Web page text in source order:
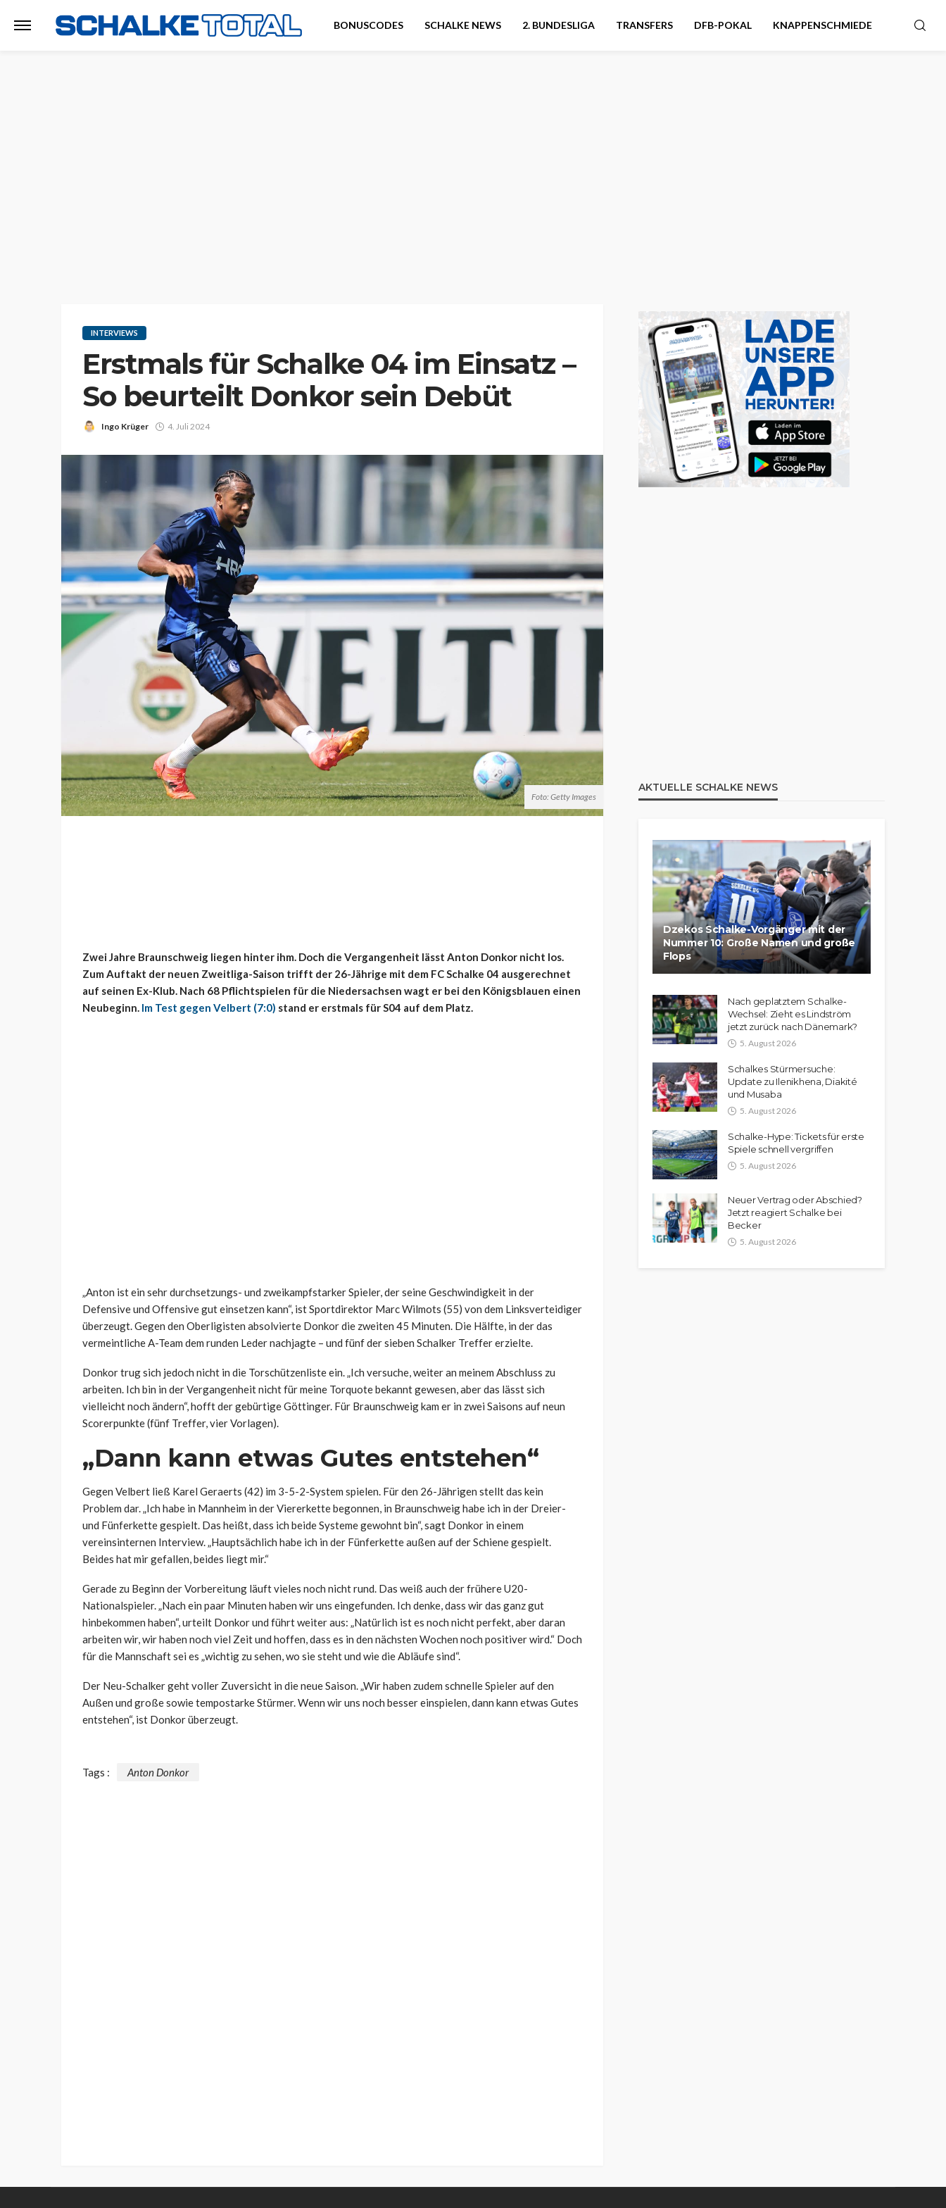
BONUSCODES SCHALKE NEWS 2. BUNDESLIGA TRANSFERS DFB-POKAL KNAPPENSCHMIEDE
INTERVIEWS
Erstmals für Schalke 04 im Einsatz –
So beurteilt Donkor sein Debüt
Ingo Krüger 4. Juli 2024
Foto: Getty Images
Zwei Jahre Braunschweig liegen hinter ihm. Doch die Vergangenheit lässt Anton Donkor nicht los.
Zum Auftakt der neuen Zweitliga-Saison trifft der 26-Jährige mit dem FC Schalke 04 ausgerechnet
auf seinen Ex-Klub. Nach 68 Pflichtspielen für die Niedersachsen wagt er bei den Königsblauen einen
Neubeginn. Im Test gegen Velbert (7:0) stand er erstmals für S04 auf dem Platz.
„Anton ist ein sehr durchsetzungs- und zweikampfstarker Spieler, der seine Geschwindigkeit in der
Defensive und Offensive gut einsetzen kann“, ist Sportdirektor Marc Wilmots (55) von dem Linksverteidiger
überzeugt. Gegen den Oberligisten absolvierte Donkor die zweiten 45 Minuten. Die Hälfte, in der das
vermeintliche A-Team dem runden Leder nachjagte – und fünf der sieben Schalker Treffer erzielte.
Donkor trug sich jedoch nicht in die Torschützenliste ein. „Ich versuche, weiter an meinem Abschluss zu
arbeiten. Ich bin in der Vergangenheit nicht für meine Torquote bekannt gewesen, aber das lässt sich
vielleicht noch ändern“, hofft der gebürtige Göttinger. Für Braunschweig kam er in zwei Saisons auf neun
Scorerpunkte (fünf Treffer, vier Vorlagen).
„Dann kann etwas Gutes entstehen“
Gegen Velbert ließ Karel Geraerts (42) im 3-5-2-System spielen. Für den 26-Jährigen stellt das kein
Problem dar. „Ich habe in Mannheim in der Viererkette begonnen, in Braunschweig habe ich in der Dreier-
und Fünferkette gespielt. Das heißt, dass ich beide Systeme gewohnt bin“, sagt Donkor in einem
vereinsinternen Interview. „Hauptsächlich habe ich in der Fünferkette außen auf der Schiene gespielt.
Beides hat mir gefallen, beides liegt mir.“
Gerade zu Beginn der Vorbereitung läuft vieles noch nicht rund. Das weiß auch der frühere U20-
Nationalspieler. „Nach ein paar Minuten haben wir uns eingefunden. Ich denke, dass wir das ganz gut
hinbekommen haben“, urteilt Donkor und führt weiter aus: „Natürlich ist es noch nicht perfekt, aber daran
arbeiten wir, wir haben noch viel Zeit und hoffen, dass es in den nächsten Wochen noch positiver wird.“ Doch
für die Mannschaft sei es „wichtig zu sehen, wo sie steht und wie die Abläufe sind“.
Der Neu-Schalker geht voller Zuversicht in die neue Saison. „Wir haben zudem schnelle Spieler auf den
Außen und große sowie tempostarke Stürmer. Wenn wir uns noch besser einspielen, dann kann etwas Gutes
entstehen“, ist Donkor überzeugt.
Tags : Anton Donkor
AKTUELLE SCHALKE NEWS
Dzekos Schalke-Vorgänger mit der
Nummer 10: Große Namen und große
Flops
Nach geplatztem Schalke-
Wechsel: Zieht es Lindström
jetzt zurück nach Dänemark?
5. August 2026
Schalkes Stürmersuche:
Update zu Ilenikhena, Diakité
und Musaba
5. August 2026
Schalke-Hype: Tickets für erste
Spiele schnell vergriffen
5. August 2026
Neuer Vertrag oder Abschied?
Jetzt reagiert Schalke bei
Becker
5. August 2026